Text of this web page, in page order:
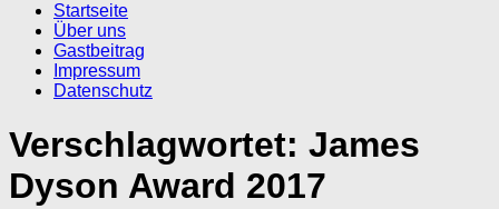
Startseite
Über uns
Gastbeitrag
Impressum
Datenschutz
Verschlagwortet: James
Dyson Award 2017